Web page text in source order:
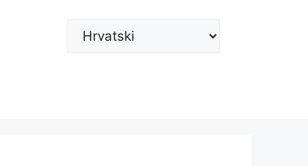
Odaberite